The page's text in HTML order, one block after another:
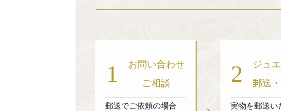
1
お問い合わせ
ご相談
郵送でご依頼の場合
2
ジュ
郵送
実物を郵送い